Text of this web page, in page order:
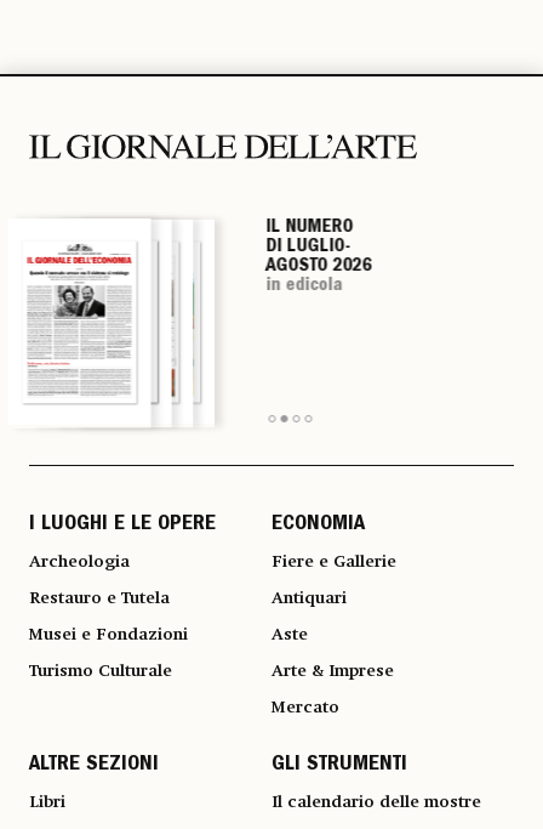
IL NUMERO
DI LUGLIO-
AGOSTO 2026
in edicola
IL NUMERO
DI LUGLIO-
AGOSTO 2026
in edicola
IL NUMERO
DI LUGLIO-
AGOSTO 2026
in edicola
IL NUMERO
DI LUGLIO-
AGOSTO 2026
in edicola
I LUOGHI E LE OPERE
Archeologia
Restauro e Tutela
Musei e Fondazioni
Turismo Culturale
ECONOMIA
Fiere e Gallerie
Antiquari
Aste
Arte & Imprese
Mercato
ALTRE SEZIONI
Libri
GLI STRUMENTI
Il calendario delle mostre